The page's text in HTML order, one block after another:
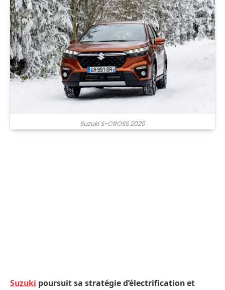
Suzuki S-CROSS 2025
Suzuki poursuit sa stratégie d’électrification et